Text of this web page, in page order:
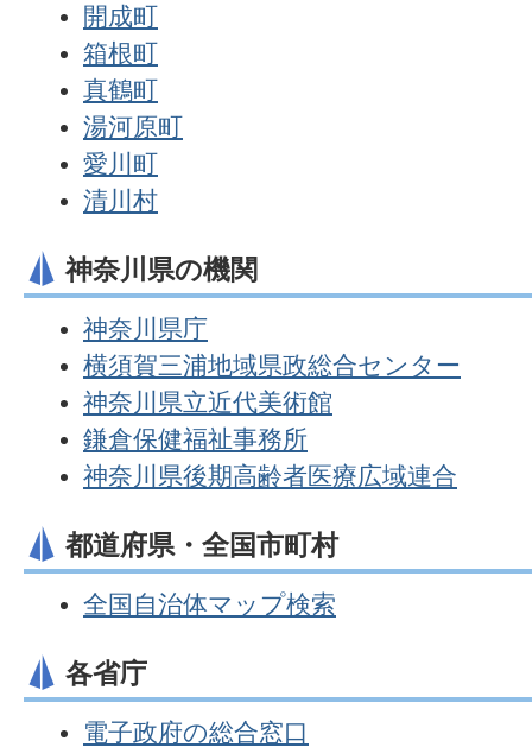
開成町
箱根町
真鶴町
湯河原町
愛川町
清川村
神奈川県の機関
神奈川県庁
横須賀三浦地域県政総合センター
神奈川県立近代美術館
鎌倉保健福祉事務所
神奈川県後期高齢者医療広域連合
都道府県・全国市町村
全国自治体マップ検索
各省庁
電子政府の総合窓口